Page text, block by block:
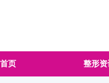
页 整形资